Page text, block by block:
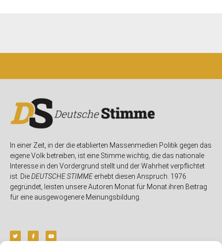
In einer Zeit, in der die etablierten Massenmedien Politik gegen das
eigene Volk betreiben, ist eine Stimme wichtig, die das nationale
Interesse in den Vordergrund stellt und der Wahrheit verpflichtet
ist. DieDEUTSCHE STIMMEerhebt diesen Anspruch. 1976
gegründet, leisten unsere Autoren Monat für Monat ihren Beitrag
für eine ausgewogenere Meinungsbildung.